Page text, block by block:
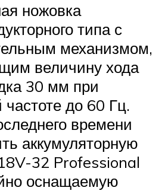
ножовка
типа с
механизмом,
величину хода
30 мм при
частоте до 60 Гц.
времени
аккумуляторную
32 Professional
оснащаемую